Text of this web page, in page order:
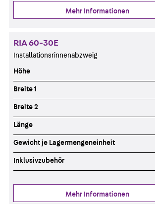
Mehr Informationen
RIA 60-30E
Installationsrinnenabzweig
Höhe
Breite 1
Breite 2
Länge
Gewicht je Lagermengeneinheit
Inklusivzubehör
Mehr Informationen